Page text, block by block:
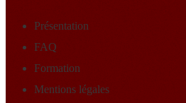
Présentation
FAQ
Formation
Mentions légales